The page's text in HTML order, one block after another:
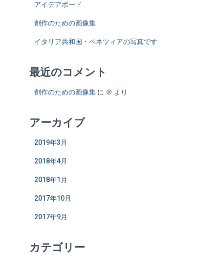
アイデアボード
創作のための画像集
イタリア共和国・ベネツィアの写真です
最近のコメント
創作のための画像集 に ＠ より
アーカイブ
2019年3月
2018年4月
2018年1月
2017年10月
2017年9月
カテゴリー